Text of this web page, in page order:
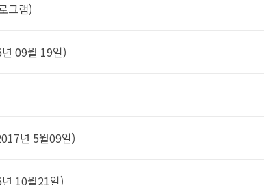
그램)
09월 19일)
년 5월09일)
10월21일)